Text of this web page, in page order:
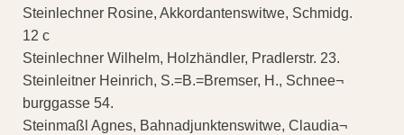
Steinlechner Rosine, Akkordantenswitwe, Schmidg.
12 c
Steinlechner Wilhelm, Holzhändler, Pradlerstr. 23.
Steinleitner Heinrich, S.=B.=Bremser, H., Schnee¬
burggasse 54.
Steinmaßl Agnes, Bahnadjunktenswitwe, Claudia¬